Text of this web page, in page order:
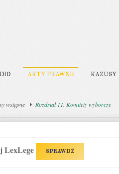
AKTY PRAWNE KAZUSY
wstępne Rozdział 11. Komitety wyborcze
LexLege SPRAWDŹ